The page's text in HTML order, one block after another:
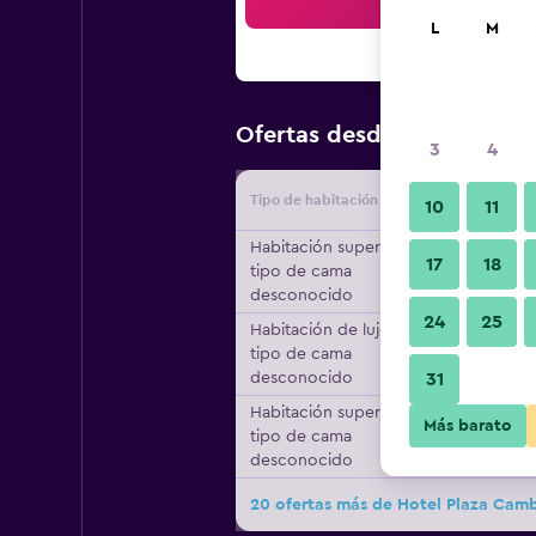
Ofertas desde Oferta
Tipo de habitación
Habitación superior,
tipo de cama
desconocido
Habitación de lujo,
tipo de cama
desconocido
Habitación superior,
tipo de cama
desconocido
20 ofertas más de Hotel Plaza
L M
3 4
10 11
17 18
24 25
31
Más barato